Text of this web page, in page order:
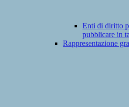
Enti di diritto
pubblicare in
Rappresentazione